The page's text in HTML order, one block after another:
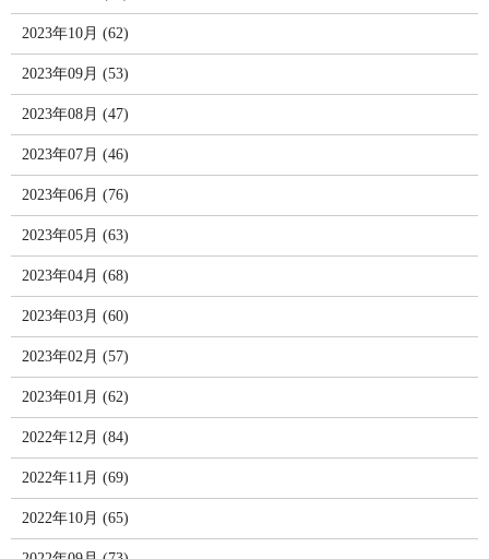
2023年10月 (62)
2023年09月 (53)
2023年08月 (47)
2023年07月 (46)
2023年06月 (76)
2023年05月 (63)
2023年04月 (68)
2023年03月 (60)
2023年02月 (57)
2023年01月 (62)
2022年12月 (84)
2022年11月 (69)
2022年10月 (65)